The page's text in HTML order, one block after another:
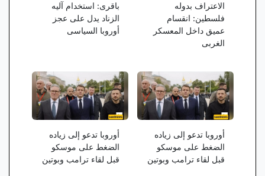
الاعتراف بدوله
فلسطین: انقسام
عمیق داخل المعسکر
الغربی
باقری: استخدام آلیه
الزناد یدل على عجز
أوروبا السیاسی
أوروبا تدعو إلى زیاده
الضغط على موسکو
قبل لقاء ترامب وبوتین
أوروبا تدعو إلى زیاده
الضغط على موسکو
قبل لقاء ترامب وبوتین